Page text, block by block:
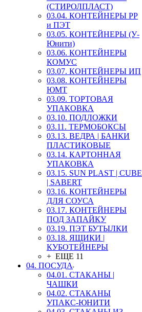
(СТИРОЛПЛАСТ)
03.04. КОНТЕЙНЕРЫ РР
и ПЭТ
03.05. КОНТЕЙНЕРЫ (У-
Юнити)
03.06. КОНТЕЙНЕРЫ
КОМУС
03.07. КОНТЕЙНЕРЫ ИП
03.08. КОНТЕЙНЕРЫ
ЮМТ
03.09. ТОРТОВАЯ
УПАКОВКА
03.10. ПОДЛОЖКИ
03.11. ТЕРМОБОКСЫ
03.13. ВЕДРА | БАНКИ
ПЛАСТИКОВЫЕ
03.14. КАРТОННАЯ
УПАКОВКА
03.15. SUN PLAST | CUBE
| SABERT
03.16. КОНТЕЙНЕРЫ
ДЛЯ СОУСА
03.17. КОНТЕЙНЕРЫ
ПОД ЗАПАЙКУ
03.19. ПЭТ БУТЫЛКИ
03.18. ЯЩИКИ |
КУБОТЕЙНЕРЫ
+ ЕЩЕ 11
04. ПОСУДА
04.01. СТАКАНЫ |
ЧАШКИ
04.02. СТАКАНЫ
УПАКС-ЮНИТИ